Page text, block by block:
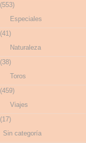
(553)
Especiales
(41)
Naturaleza
(38)
Toros
(459)
Viajes
(17)
Sin categoría